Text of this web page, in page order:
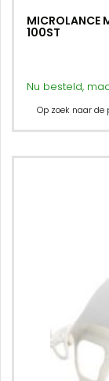
MICROLANCE
100ST
Nu besteld,
Op zoek naar de